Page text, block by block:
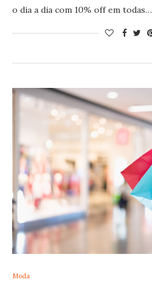
o dia a dia com 10% off em todas…
Moda